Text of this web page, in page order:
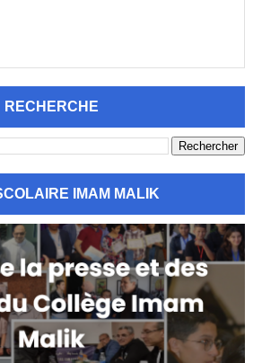
RECHERCHE
IMAM MALIK